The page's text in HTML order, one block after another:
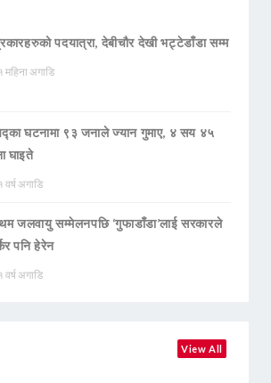
पदयात्रा, देबीचौर देखी भट्टेडाँडा सम्म
महिना अगाडि
घटनामा ९३ जनाले ज्यान गुमाए, ४ सय ४५
घाइते
वर्ष अगाडि
जलवायु सम्मेलनपछि ‘गुफाडाँडा’लाई सरकारले
पनि हेरेन
वर्ष अगाडि
View All